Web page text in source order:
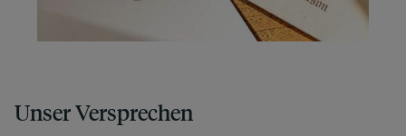
Unser Versprechen